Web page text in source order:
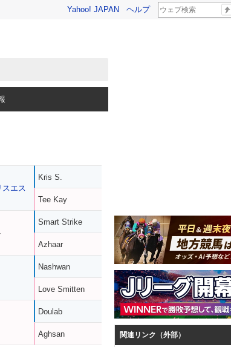
Yahoo! JAPAN ヘルプ
スエス
Kris S.
Tee Kay
Smart Strike
Azhaar
Nashwan
Love Smitten
Doulab
Aghsan 関連リンク（外部）